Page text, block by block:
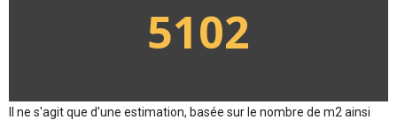
5102
Il ne s'agit que d'une estimation, basée sur le nombre de m2 ainsi